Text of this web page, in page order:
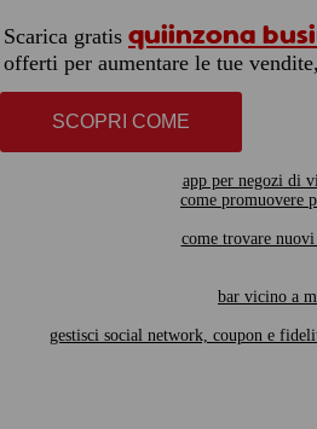
Scarica gratis quiinzona
offerti per aumentare le tue
SCOPRI COME
app per negozi di
come promuovere
come trovare
bar vicino a
gestisci social network, coupon e